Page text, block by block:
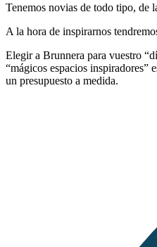
Tenemos novias de todo tipo, de
A la hora de inspirarnos
Elegir a Brunnera para vuestro
“mágicos espacios inspiradores”
un presupuesto a medida.